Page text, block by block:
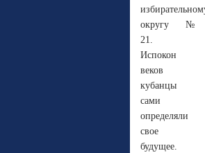
округу №
21.
Испокон
веков
кубанцы
сами
определяли
свое
будущее.